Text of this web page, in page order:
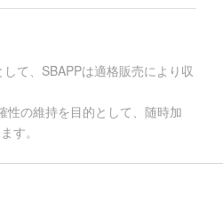
て、SBAPPは適格販売により収
性の維持を目的として、随時加
す。